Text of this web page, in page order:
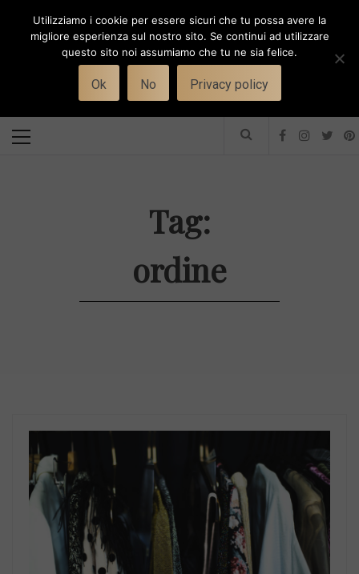
Toggle
WORK-WIFE
Il magazine per le donne che lavorano
Menu
Tag:
ordine
Utilizziamo i cookie per essere sicuri che tu possa avere la
migliore esperienza sul nostro sito. Se continui ad utilizzare
questo sito noi assumiamo che tu ne sia felice.
Ok No Privacy policy